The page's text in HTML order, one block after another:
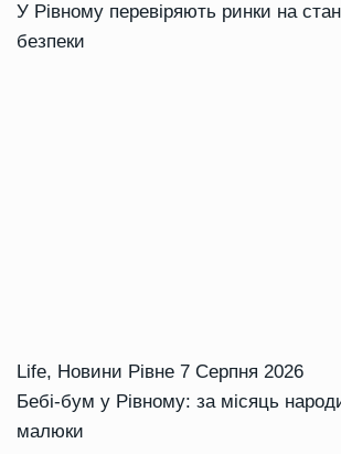
У Рівному перевіряють ринки на
безпеки
Life, Новини Рівне 7 Серпня 2026
Бебі-бум у Рівному: за місяць
малюки